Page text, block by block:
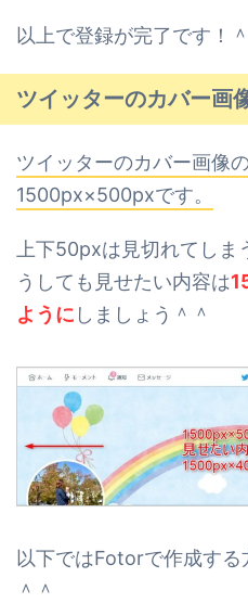
以上で登録が完了です！
ツイッターのカバー画
ツイッターのカバー画像
1500px×500pxです。
上下50pxは見切れてしま
うしても見せたい内容は
ように しましょう＾＾
以下ではFotorで作成す
＾＾